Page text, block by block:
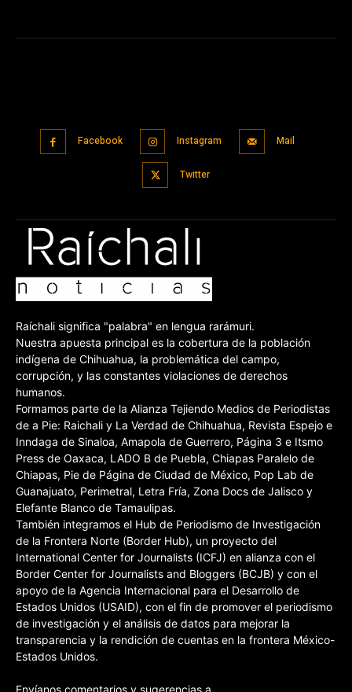
Facebook Instagram Mail
Twitter
Raíchali significa "palabra" en lengua rarámuri.
Nuestra apuesta principal es la cobertura de la población
indígena de Chihuahua, la problemática del campo,
corrupción, y las constantes violaciones de derechos
humanos.
Formamos parte de la Alianza Tejiendo Medios de Periodistas
de a Pie: Raichali y La Verdad de Chihuahua, Revista Espejo e
Inndaga de Sinaloa, Amapola de Guerrero, Página 3 e Itsmo
Press de Oaxaca, LADO B de Puebla, Chiapas Paralelo de
Chiapas, Pie de Página de Ciudad de México, Pop Lab de
Guanajuato, Perimetral, Letra Fría, Zona Docs de Jalisco y
Elefante Blanco de Tamaulipas.
También integramos el Hub de Periodismo de Investigación
de la Frontera Norte (Border Hub), un proyecto del
International Center for Journalists (ICFJ) en alianza con el
Border Center for Journalists and Bloggers (BCJB) y con el
apoyo de la Agencia Internacional para el Desarrollo de
Estados Unidos (USAID), con el fin de promover el periodismo
de investigación y el análisis de datos para mejorar la
transparencia y la rendición de cuentas en la frontera México-
Estados Unidos.
Envíanos comentarios y sugerencias a